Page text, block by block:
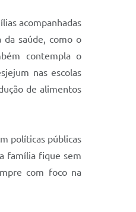
acompanhadas
da saúde, como o
contempla o
nas escolas
de alimentos
políticas públicas
família fique sem
com foco na